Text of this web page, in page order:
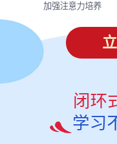
加强注意力培养
闭环
学习